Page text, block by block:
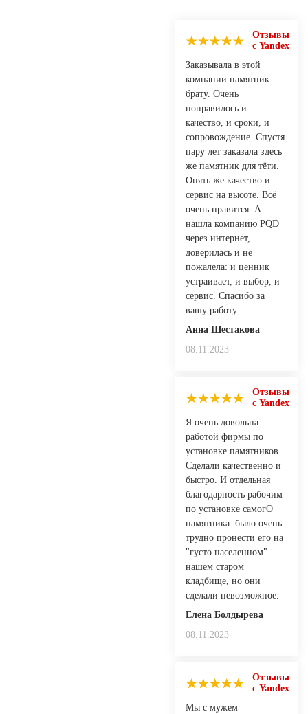
Отзывы
с Yandex
Заказывала в этой
компании памятник
брату. Очень
понравилось и
качество, и сроки, и
сопровождение. Спустя
пару лет заказала здесь
же памятник для тёти.
Опять же качество и
сервис на высоте. Всё
очень нравится. А
нашла компанию PQD
через интернет,
доверилась и не
пожалела: и ценник
устраивает, и выбор, и
сервис. Спасибо за
вашу работу.
Анна Шестакова
08.11.2023
Отзывы
с Yandex
Я очень довольна
работой фирмы по
установке памятников.
Сделали качественно и
быстро. И отдельная
благодарность рабочим
по установке самогО
памятника: было очень
трудно пронести его на
"густо населенном"
нашем старом
кладбище, но они
сделали невозможное.
Елена Болдырева
08.11.2023
Отзывы
с Yandex
Мы с мужем